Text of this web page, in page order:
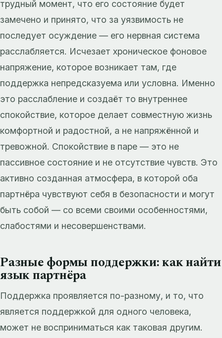
трудный момент, что его состояние будет
замечено и принято, что за уязвимость не
последует осуждение — его нервная система
расслабляется. Исчезает хроническое фоновое
напряжение, которое возникает там, где
поддержка непредсказуема или условна. Именно
это расслабление и создаёт то внутреннее
спокойствие, которое делает совместную жизнь
комфортной и радостной, а не напряжённой и
тревожной. Спокойствие в паре — это не
пассивное состояние и не отсутствие чувств. Это
активно созданная атмосфера, в которой оба
партнёра чувствуют себя в безопасности и могут
быть собой — со всеми своими особенностями,
слабостями и несовершенствами.
Разные формы поддержки: как найти
язык партнёра
Поддержка проявляется по-разному, и то, что
является поддержкой для одного человека,
может не восприниматься как таковая другим.